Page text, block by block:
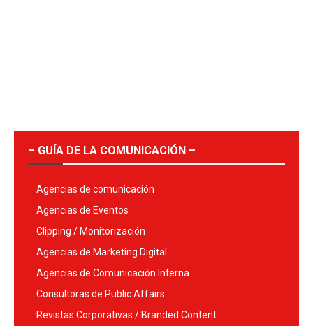
– GUÍA DE LA COMUNICACIÓN –
Agencias de comunicación
Agencias de Eventos
Clipping / Monitorización
Agencias de Marketing Digital
Agencias de Comunicación Interna
Consultoras de Public Affairs
Revistas Corporativas / Branded Content